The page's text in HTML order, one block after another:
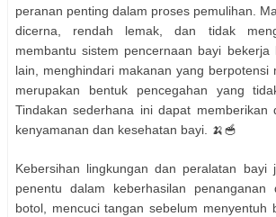
peranan penting dalam proses pemulihan.
dicerna, rendah lemak, dan tidak
membantu sistem pencernaan bayi
lain, menghindari makanan yang berpotensi
merupakan bentuk pencegahan yang
Tindakan sederhana ini dapat memberikan
kenyamanan dan kesehatan bayi. 🍌🥣
Kebersihan lingkungan dan peralatan bayi
penentu dalam keberhasilan penanganan
botol, mencuci tangan sebelum menyentuh